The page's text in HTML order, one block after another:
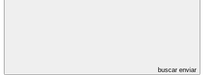
buscar enviar